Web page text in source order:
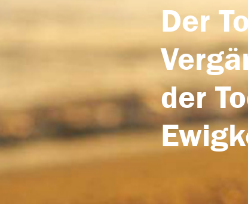
Der
der